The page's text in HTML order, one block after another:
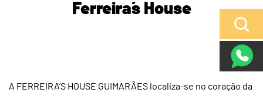
Ferreira´s House
A FERREIRA’S HOUSE GUIMARÃES localiza-se no coração da